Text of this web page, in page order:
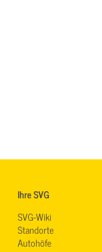
Ihre SVG
SVG-Wiki
Standorte
Autohöfe